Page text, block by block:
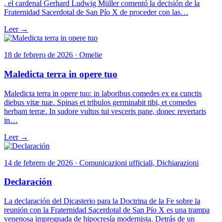
, el cardenal Gerhard Ludwig Müller comentó la decisión de la
Fraternidad Sacerdotal de San Pío X de proceder con las…
Leer →
18 de febrero de 2026 · Omelie
Maledicta terra in opere tuo
Maledicta terra in opere tuo: in laboribus comedes ex ea cunctis
diebus vitæ tuæ. Spinas et tribulos germinabit tibi, et comedes
herbam terræ. In sudore vultus tui vesceris pane, donec revertaris
in…
Leer →
14 de febrero de 2026 · Comunicazioni ufficiali, Dichiarazioni
Declaración
La declaración del Dicasterio para la Doctrina de la Fe sobre la
reunión con la Fraternidad Sacerdotal de San Pío X es una trampa
venenosa impregnada de hipocresía modernista. Detrás de un